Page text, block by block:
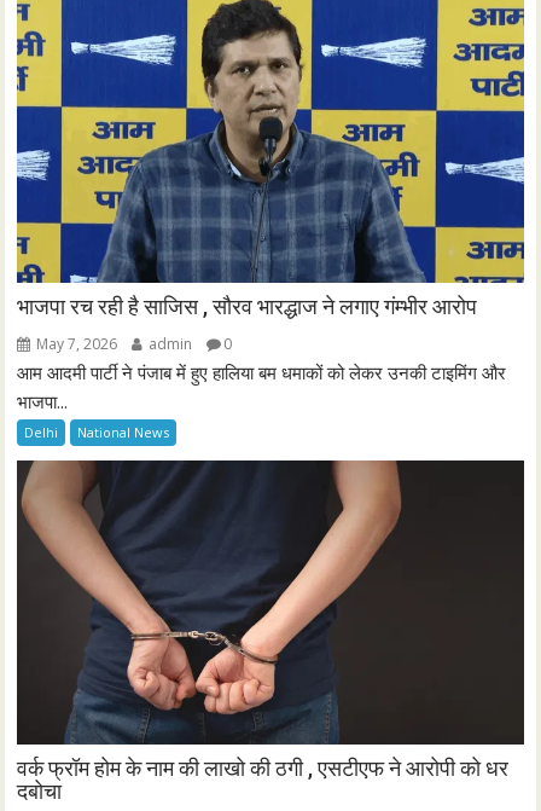
भाजपा रच रही है साजिस , सौरव भारद्धाज ने लगाए गंम्भीर आरोप
May 7, 2026 admin 0
आम आदमी पार्टी ने पंजाब में हुए हालिया बम धमाकों को लेकर उनकी टाइमिंग और
भाजपा...
Delhi National News
वर्क फ्रॉम होम के नाम की लाखो की ठगी , एसटीएफ ने आरोपी को धर
दबोचा